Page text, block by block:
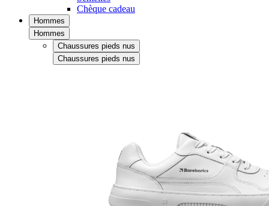
Chèque cadeau
Hommes
Hommes
Chaussures pieds nus
Chaussures pieds nus